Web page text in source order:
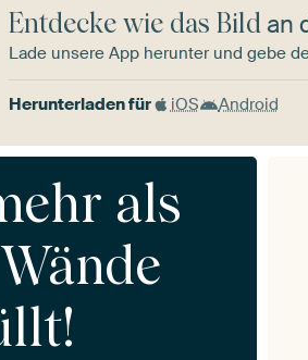
Entdecke wie das Bildan
Lade unsere App herunter und gebe
Herunterladen für iOS Android
als
Wände